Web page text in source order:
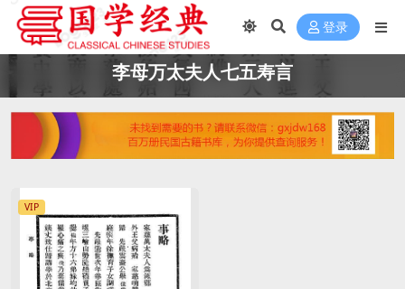
登录
李母万太夫人七五寿言
VIP